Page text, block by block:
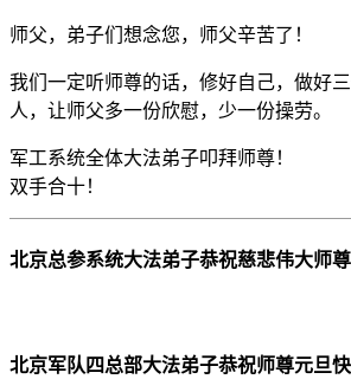
师父，弟子们想念您，师父辛苦了！
我们一定听师尊的话，修好自己，做好
人，让师父多一份欣慰，少一份操劳。
军工系统全体大法弟子叩拜师尊！
双手合十！
北京总参系统大法弟子恭祝慈悲伟大师尊
北京军队四总部大法弟子恭祝师尊元旦快